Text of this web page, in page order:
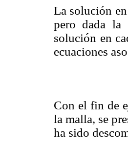
La solución
pero dada la
solución en
ecuaciones
Con el fin de
la malla, se
ha sido